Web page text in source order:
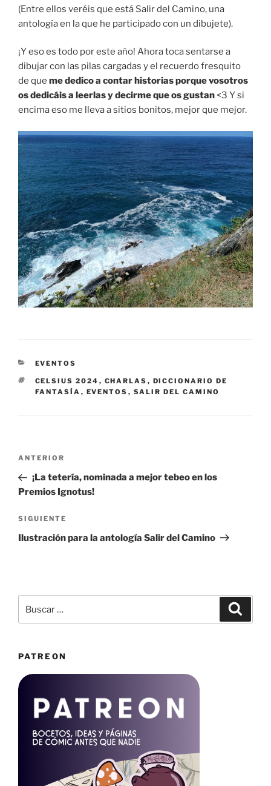
(Entre ellos veréis que está Salir del Camino, una
antología en la que he participado con un dibujete).
¡Y eso es todo por este año! Ahora toca sentarse a
dibujar con las pilas cargadas y el recuerdo fresquito
de que me dedico a contar historias porque vosotros
os dedicáis a leerlas y decirme que os gustan<3 Y si
encima eso me lleva a sitios bonitos, mejor que mejor.
CATEGORÍAS
EVENTOS
ETIQUETAS
CELSIUS 2024 , CHARLAS , DICCIONARIO DE
FANTASÍA , EVENTOS , SALIR DEL CAMINO
Navegación
entradas
Entrada
anterior:
ANTERIOR
¡La tetería, nominada a mejor tebeo en los
Premios Ignotus!
Siguiente
entrada
SIGUIENTE
Ilustración para la antología Salir del Camino
por:
PATREON